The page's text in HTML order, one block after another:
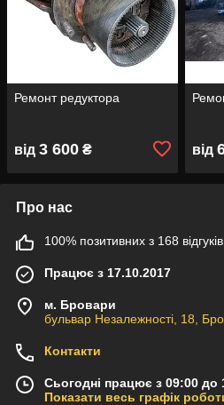
Ремонт редуктора
від 3 600 ₴ від
Про нас
100% позитивних з 168 відгуків
Працює з 17.10.2017
м. Бровари
бульвар Незалежності, 18,
Контакти
Сьогодні працює з 09:00 до
Показати весь графік